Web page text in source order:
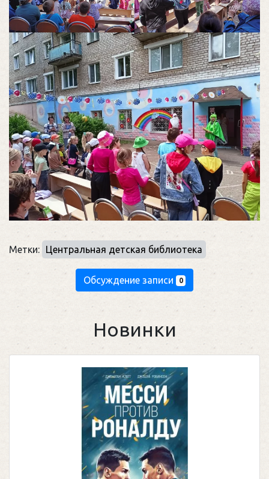
Метки: Центральная детская библиотека
Обсуждение записи 0
Новинки